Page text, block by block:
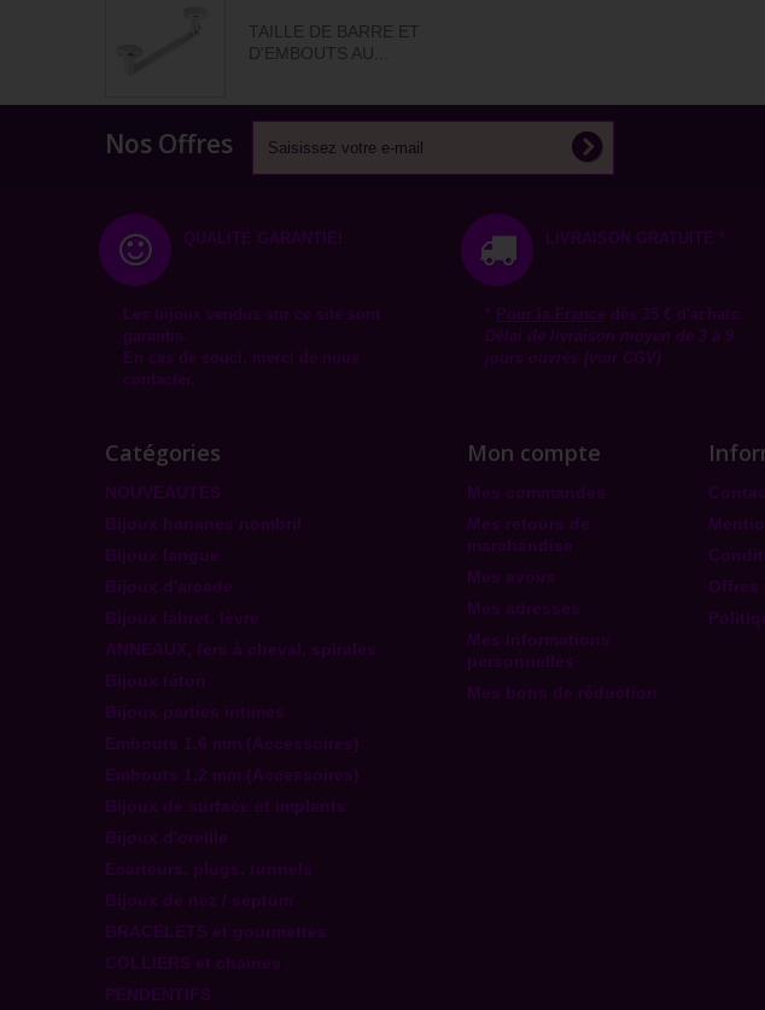
TAILLE DE BARRE ET
D'EMBOUTS AU...
Nos Offres
QUALITÉ GARANTIE!
Les bijoux vendus sur ce site sont
garantis.
En cas de souci, merci de nous
contacter.
LIVRAISON GRATUITE *
* Pour la France dès 35 € d'achats.
Délai de livraison moyen de 3 à 9
jours ouvrés (voir CGV)
Catégories
NOUVEAUTES
Bijoux bananes nombril
Bijoux langue
Bijoux d'arcade
Bijoux labret, lèvre
ANNEAUX, fers à cheval, spirales
Bijoux téton
Bijoux parties intimes
Embouts 1,6 mm (Accessoires)
Embouts 1,2 mm (Accessoires)
Bijoux de surface et implants
Bijoux d'oreille
Ecarteurs, plugs, tunnels
Bijoux de nez / septum
BRACELETS et gourmettes
COLLIERS et chaines
PENDENTIFS
Mon compte
Mes commandes
Mes retours de
marchandise
Mes avoirs
Mes adresses
Mes informations
personnelles
Mes bons de réduction
Offres